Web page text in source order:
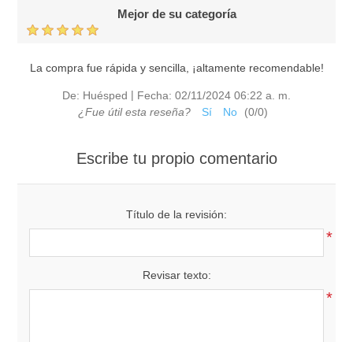
Mejor de su categoría
La compra fue rápida y sencilla, ¡altamente recomendable!
De: Huésped | Fecha: 02/11/2024 06:22 a. m.
¿Fue útil esta reseña?
Sí No (0/0)
Escribe tu propio comentario
Título de la revisión:
*
Revisar texto:
*